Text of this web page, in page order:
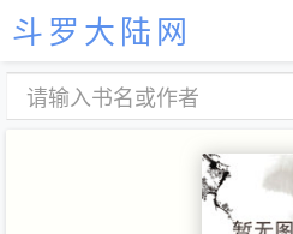
斗罗大陆网